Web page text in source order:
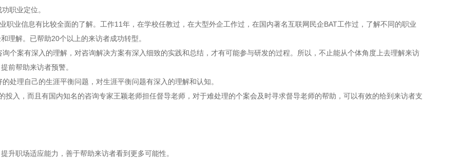
职业定位。
职业信息有比较全面的了解。工作11年，在学校任教过，在大型外企工作过，在国内著名互联网民企BAT工作过，了解不同的职业
理解。已帮助20个以上的来访者成功转型。
个案有深入的理解，对咨询解决方案有深入细致的实践和总结，才有可能参与研发的过程。所以，不止能从个体角度上去理解来访
前帮助来访者预警。
处理自己的生涯平衡问题，对生涯平衡问题有深入的理解和认知。
入，而且有国内知名的咨询专家王颖老师担任督导老师，对于难处理的个案会及时寻求督导老师的帮助，可以有效的给到来访者支
升职场适应能力，善于帮助来访者看到更多可能性。